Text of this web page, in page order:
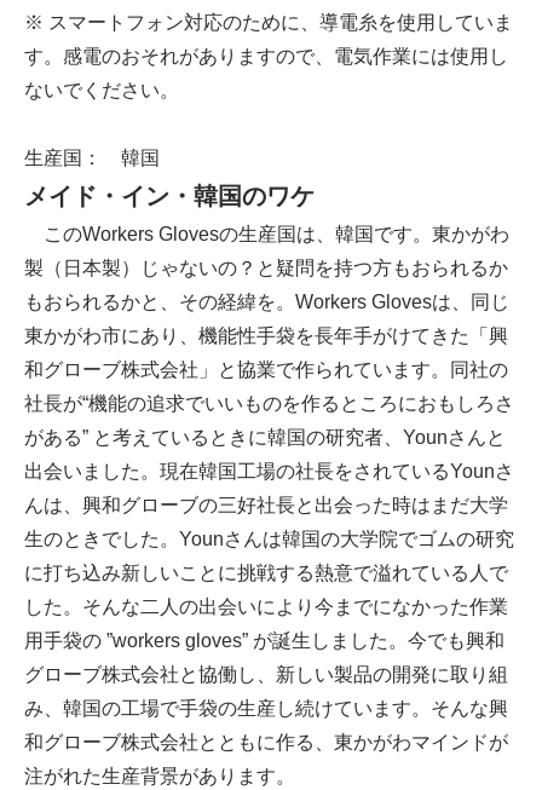
※ スマートフォン対応のために、導電糸を使用していま
す。感電のおそれがありますので、電気作業には使用し
ないでください。
生産国： 韓国
メイド・イン・韓国のワケ
このWorkers Glovesの生産国は、韓国です。東かがわ
製（日本製）じゃないの？と疑問を持つ方もおられるか
もおられるかと、その経緯を。Workers Glovesは、同じ
東かがわ市にあり、機能性手袋を⾧年手がけてきた「興
和グローブ株式会社」と協業で作られています。同社の
社長が“機能の追求でいいものを作るところにおもしろさ
がある” と考えているときに韓国の研究者、Younさんと
出会いました。現在韓国工場の社長をされているYounさ
んは、興和グローブの三好社長と出会った時はまだ大学
生のときでした。Younさんは韓国の大学院でゴムの研究
に打ち込み新しいことに挑戦する熱意で溢れている人で
した。そんな二人の出会いにより今までになかった作業
用手袋の ”workers gloves” が誕生しました。今でも興和
グローブ株式会社と協働し、新しい製品の開発に取り組
み、韓国の工場で手袋の生産し続けています。そんな興
和グローブ株式会社とともに作る、東かがわマインドが
注がれた生産背景があります。